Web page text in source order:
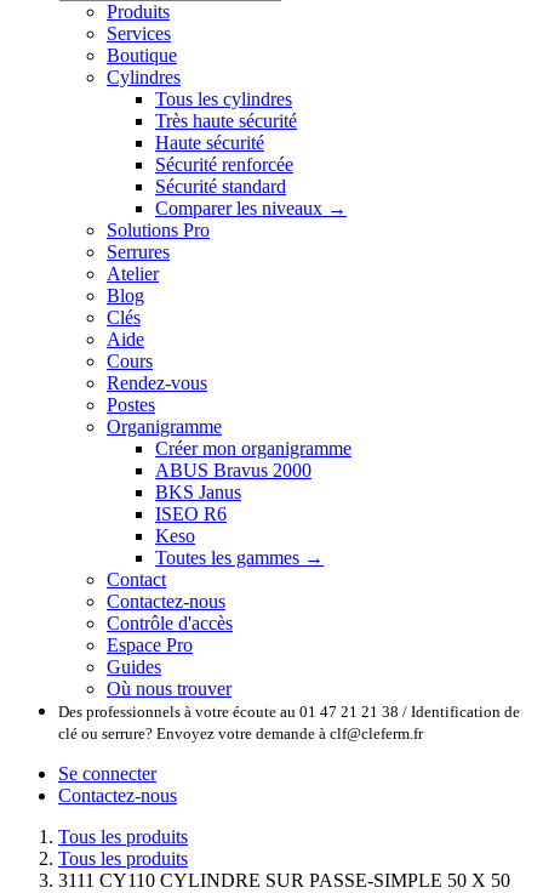
Produits
Services
Boutique
Cylindres
Tous les cylindres
Très haute sécurité
Haute sécurité
Sécurité renforcée
Sécurité standard
Comparer les niveaux →
Solutions Pro
Serrures
Atelier
Blog
Clés
Aide
Cours
Rendez-vous
Postes
Organigramme
Créer mon organigramme
ABUS Bravus 2000
BKS Janus
ISEO R6
Keso
Toutes les gammes →
Contact
Contactez-nous
Contrôle d'accès
Espace Pro
Guides
Où nous trouver
Des professionnels à votre écoute au 01 47 21 21 38 / Identification de
clé ou serrure? Envoyez votre demande à clf@cleferm.fr
Se connecter
Contactez-nous
Tous les produits
Tous les produits
3111 CY110 CYLINDRE SUR PASSE-SIMPLE 50 X 50